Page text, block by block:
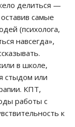
делиться —
самые
(психолога,
навсегда»,
в школе,
стыдом или
КПТ,
работы с
к